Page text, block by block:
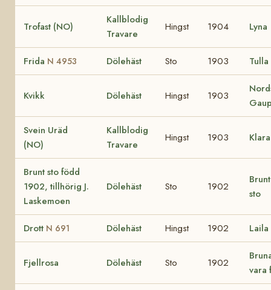
Trofast (NO)
Kallblodig
Travare
Hingst 1904 Lyna
Frida N 4953 Dölehäst Sto 1903 Tulla
Kvikk Dölehäst Hingst 1903
Svein Uräd
(NO)
Kallblodig
Travare
Hingst 1903 Klara
Brunt sto född
1902, tillhörig J.
Laskemoen
Dölehäst Sto 1902
sto
Drott N 691 Dölehäst Hingst 1902 Laila
Fjellrosa Dölehäst Sto 1902
vara